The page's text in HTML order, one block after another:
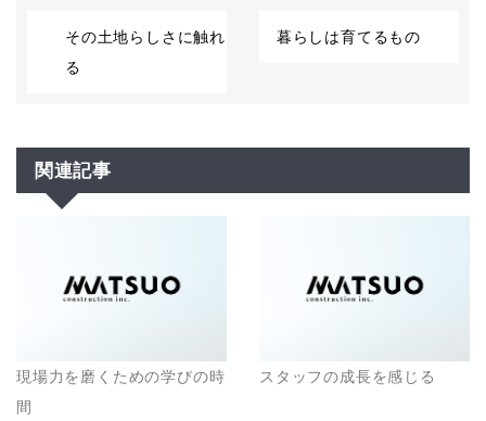
その土地らしさに触れ
る
暮らしは育てるもの
関連記事
現場力を磨くための学びの時
間
スタッフの成長を感じる